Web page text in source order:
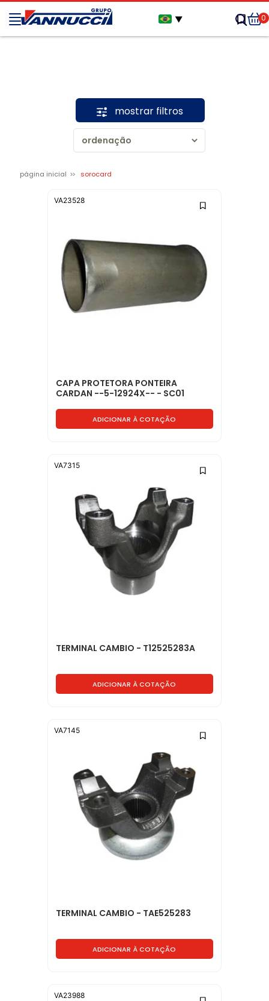
▼ 0
mostrar filtros
página inicial sorocard
CAPA PROTETORA PONTEIRA
CARDAN --5-12924X-- - SC01
ADICIONAR À COTAÇÃO
VA23528
TERMINAL CAMBIO - T12525283A
ADICIONAR À COTAÇÃO
VA7315
TERMINAL CAMBIO - TAE525283
ADICIONAR À COTAÇÃO
VA7145
VA23988